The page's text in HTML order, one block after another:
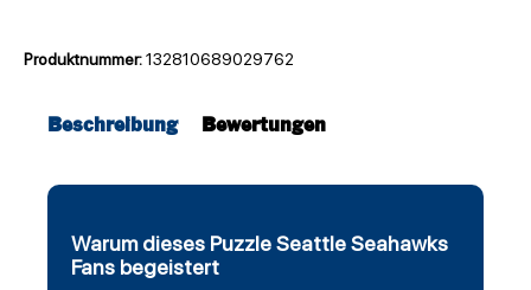
Produktnummer:132810689029762
Beschreibung Bewertungen
Warum dieses Puzzle Seattle Seahawks
Fans begeistert